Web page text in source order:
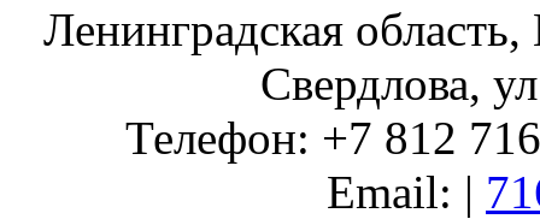
Ленинградская
Свердлова,
Телефон: +7 812
Email: |